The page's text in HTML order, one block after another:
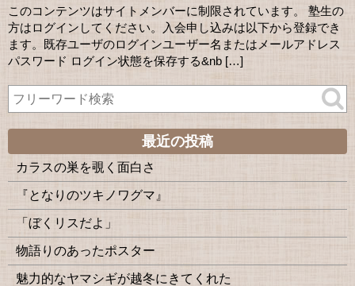
このコンテンツはサイトメンバーに制限されています。 塾生の
方はログインしてください。入会申し込みは以下から登録でき
ます。既存ユーザのログインユーザー名またはメールアドレス
パスワード ログイン状態を保存する&nb […]
最近の投稿
カラスの巣を覗く面白さ
『となりのツキノワグマ』
「ぼくリスだよ」
物語りのあったポスター
魅力的なヤマシギが越冬にきてくれた